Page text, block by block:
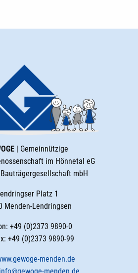
| Gemeinnützige
im Hönnetal eG
mbH
Platz 1
Menden-Lendringsen
+49 (0)2373 9890-0
+49 (0)2373 9890-99
menden.de